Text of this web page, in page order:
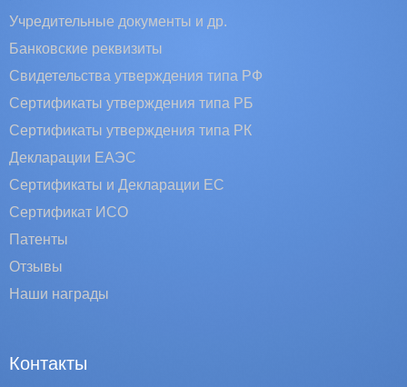
Учредительные документы и др.
Банковские реквизиты
Свидетельства утверждения типа РФ
Сертификаты утверждения типа РБ
Сертификаты утверждения типа РК
Декларации ЕАЭС
Сертификаты и Декларации EC
Сертификат ИСО
Патенты
Отзывы
Наши награды
Контакты